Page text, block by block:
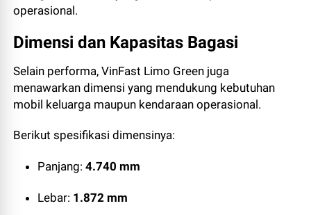
operasional.
Dimensi dan Kapasitas Bagasi
Selain performa, VinFast Limo Green juga
menawarkan dimensi yang mendukung kebutuhan
mobil keluarga maupun kendaraan operasional.
Berikut spesifikasi dimensinya:
Panjang:4.740 mm
Lebar: 1.872 mm